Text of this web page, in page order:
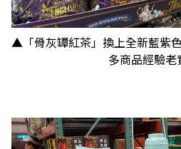
▲「骨灰罈紅茶」換上全新藍紫
多商品經驗老